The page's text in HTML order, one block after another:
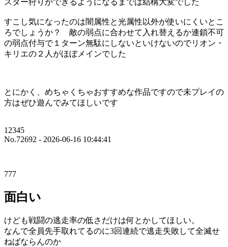
すこし気になったのは闇属性と光属性以外が使いにくいとこ
ろでしょうか？ 敵の弱点に合わせて入れ替えるか連鎖不可
の弱点付与で１ターン無駄にしないといけないのでリオン・
キリエの２人がほぼメインでした
とにかく、めちゃくちゃおすすめな作品ですので未プレイの
方はぜひ遊んでみてほしいです
12345
No.72692 - 2026-06-16 10:44:41
777
面白い
けども戦闘の逃走率の低さだけは何とかしてほしい。
なんで全員先手取れてるのに3回連続で逃走失敗して全滅せ
ねばならんのか